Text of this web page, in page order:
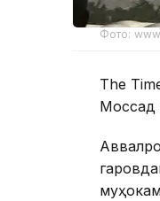
Фото:
The
Моссад